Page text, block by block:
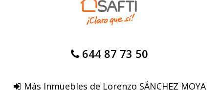
644 87 73 50
Más Inmuebles de Lorenzo SÁNCHEZ MOYA